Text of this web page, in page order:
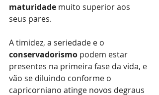
maturidade muito superior aos
seus pares.
A timidez, a seriedade e o
conservadorismo podem estar
presentes na primeira fase da vida, e
vão se diluindo conforme o
capricorniano atinge novos degraus